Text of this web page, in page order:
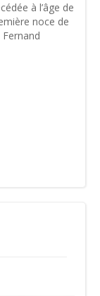
à l’âge de
noce de